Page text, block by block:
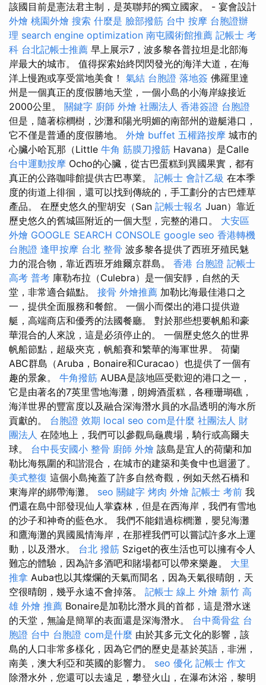
該國目前是憲法君主制，是英聯邦的獨立國家。 - 宴會設計
外燴 桃園外燴 搜索 什麼是 臉部撥筋 台中 按摩 台胞證辦
理 search engine optimization 南屯國術館推薦 記帳士 考
科 台北記帳士推薦 早上展示7，波多黎各普拉坦是北部海
岸最大的城市。 值得探索始終閃閃發光的海洋大道，在海
洋上慢跑或享受當地美食！ 氣結 台胞證 落地簽 佛羅里達
州是一個真正的度假勝地天堂，一個小島的小海岸線接近
2000公里。 關鍵字 廚師 外燴 社團法人 香港簽證 台胞證
但是，隨著棕櫚樹，沙灘和陽光明媚的南部州的遊艇港口，
它不僅是普通的度假勝地。 外燴 buffet 五權路按摩 城市的
心臟小哈瓦那（Little 牛角 筋膜刀撥筋 Havana）是Calle
台中運動按摩 Ocho的心臟，從古巴蛋糕到異國果實，都有
真正的公路咖啡館提供古巴專業。 記帳士 會計乙級 在本季
度的街道上徘徊，還可以找到傳統的，手工劃分的古巴煙草
產品。 在歷史悠久的聖胡安（San 記帳士報名 Juan）靠近
歷史悠久的舊城區附近的一個大型，完整的港口。 大安區
外燴 GOOGLE SEARCH CONSOLE google seo 香港轉機
台胞證 逢甲按摩 台北 整骨 波多黎各提供了西班牙殖民魅
力的混合物，靠近西班牙維爾京群島。 香港 台胞證 記帳士
高考 普考 庫勒布拉（Culebra）是一個安靜，自然的天
堂，非常適合錨點。 接骨 外燴推薦 加勒比海最佳港口之
一，提供全面服務和餐館。 一個小而傑出的港口提供遊
艇，高端商店和優秀的法國餐廳。 對於那些想要帆船和豪
華混合的人來說，這是必須停止的。 一個歷史悠久的世界
帆船節點，超級夾克，帆船賽和繁華的海軍世界。 荷蘭
ABC群島（Aruba，Bonaire和Curacao）也提供了一個有
趣的景象。 牛角撥筋 AUBA是該地區受歡迎的港口之一，
它是由著名的7英里雪地海灘，朗姆酒蛋糕，各種珊瑚礁，
海洋世界的豐富度以及融合深海潛水員的水晶透明的海水所
貢獻的。 台胞證 效期 local seo com是什麼 社團法人 財
團法人 在陸地上，我們可以參觀烏龜農場，騎行或高爾夫
球。 台中長安國小 整骨 廚師 外燴 該島是宜人的荷蘭和加
勒比海氛圍的和諧混合，在城市的建築和美食中也迴盪了。
美式整復 這個小島掩蓋了許多自然奇觀，例如天然石橋和
東海岸的綁帶海灘。 seo 關鍵字 烤肉 外燴 記帳士 考前 我
們還在島中部發現仙人掌森林，但是在西海岸，我們有雪地
的沙子和神奇的藍色水。 我們不能錯過棕櫚灘，嬰兒海灘
和鷹海灘的異國風情海岸，在那裡我們可以嘗試許多水上運
動，以及潛水。 台北 撥筋 Sziget的夜生活也可以擁有令人
難忘的體驗，因為許多酒吧和賭場都可以帶來樂趣。 大里
推拿 Auba也以其燦爛的天氣而聞名，因為天氣很晴朗，天
空很晴朗，幾乎永遠不會掉落。 記帳士 線上 外燴 新竹 高
雄 外燴 推薦 Bonaire是加勒比潛水員的首都，這是潛水迷
的天堂，無論是簡單的表面還是深海潛水。 台中喬骨盆 台
胞證 台中 台胞證 com是什麼 由於其多元文化的影響，該
島的人口非常多樣化，因為它們的歷史是基於英語，非洲，
南美，澳大利亞和英國的影響力。 seo 優化 記帳士 作文
除潛水外，您還可以去遠足，攀登火山，在瀑布沐浴，黎明